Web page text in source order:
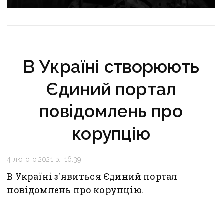
з «Азовсталі» повідомили про підозру
В Україні створюють
Єдиний портал
повідомлень про
корупцію
4 лютого 2021 р., 16:39
В Україні з'явиться Єдиний портал
повідомлень про корупцію.